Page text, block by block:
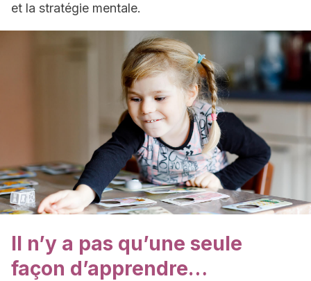
et la stratégie mentale.
Il n’y a pas qu’une seule
façon d’apprendre…